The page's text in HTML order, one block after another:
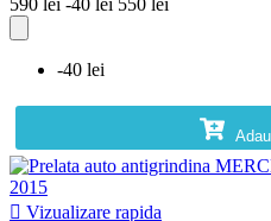
-40 lei
 Vizualizare rapida